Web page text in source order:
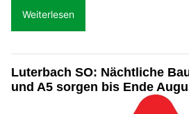
Weiterlesen
Luterbach SO: Nächtliche
und A5 sorgen bis Ende